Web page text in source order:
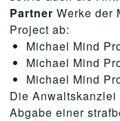
Partner Werke der
Project ab:
Michael Mind
Michael Mind
Michael Mind
Die
Abgabe einer